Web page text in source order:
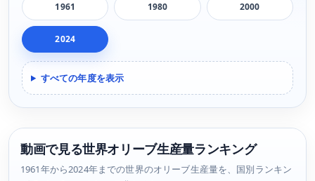
1961 1980 2000
2024
すべての年度を表示
動画で見る世界オリーブ生産量ランキング
1961年から2024年までの世界のオリーブ生産量を、国別ランキン